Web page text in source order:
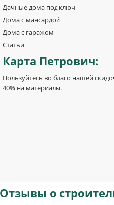
Дачные дома под ключ
Дома с мансардой
Дома с гаражом
Статьи
Карта Петрович:
Пользуйтесь во благо нашей
40% на материалы.
Отзывы о